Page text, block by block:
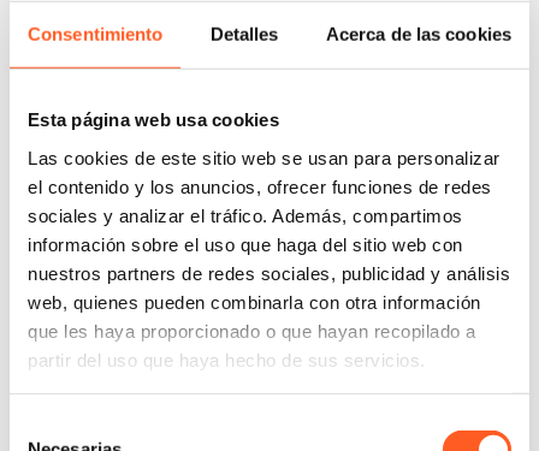
Consentimiento Detalles Acerca de las cookies
Esta página web usa cookies
Las cookies de este sitio web se usan para personalizar
el contenido y los anuncios, ofrecer funciones de redes
sociales y analizar el tráfico. Además, compartimos
información sobre el uso que haga del sitio web con
nuestros partners de redes sociales, publicidad y análisis
web, quienes pueden combinarla con otra información
que les haya proporcionado o que hayan recopilado a
partir del uso que haya hecho de sus servicios.
Asesoría en etiquetado de productos